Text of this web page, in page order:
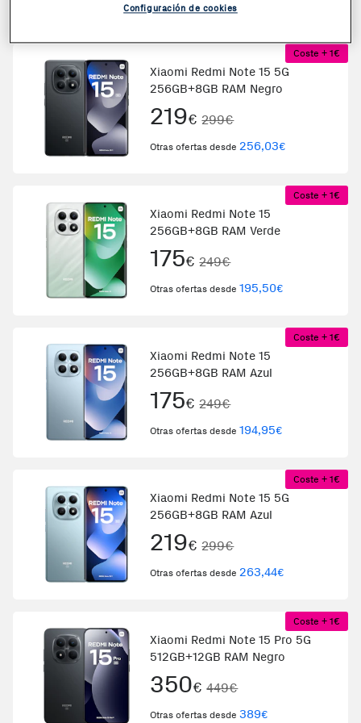
Otras ofertas desde
Coste + 1€
Xiaomi Redmi Note 15 5G
256GB+8GB RAM Negro
219€ 299€
Otras ofertas desde256,03€
Coste + 1€
Xiaomi Redmi Note 15
256GB+8GB RAM Verde
175€ 249€
Otras ofertas desde195,50€
Coste + 1€
Xiaomi Redmi Note 15
256GB+8GB RAM Azul
175€ 249€
Otras ofertas desde194,95€
Coste + 1€
Xiaomi Redmi Note 15 5G
256GB+8GB RAM Azul
219€ 299€
Otras ofertas desde263,44€
Coste + 1€
Xiaomi Redmi Note 15 Pro 5G
512GB+12GB RAM Negro
350€ 449€
Otras ofertas desde389€
Configuración de cookies